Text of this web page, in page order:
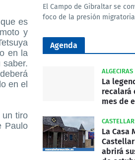
es
y
en la
en el
un tiro
Paulo
El Campo de Gibraltar se
foco de la presión
Agenda
ALGECIRAS
La
recalará
mes de
CASTELLAR
La Casa
abrirá